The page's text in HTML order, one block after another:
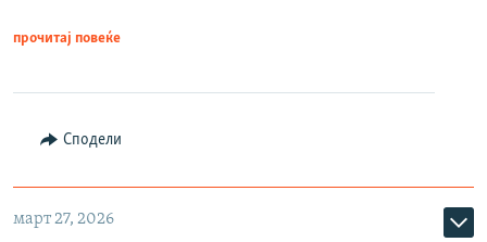
прочитај повеќе
Сподели
март 27, 2026